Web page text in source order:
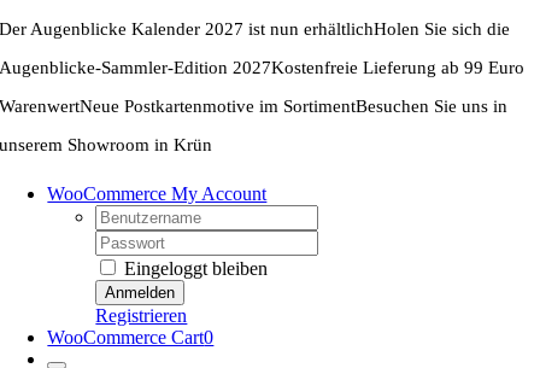
Zum
Inhalt
springen
Der Augenblicke Kalender 2027 ist nun erhältlichHolen Sie sich die
Augenblicke-Sammler-Edition 2027Kostenfreie Lieferung ab 99 Euro
WarenwertNeue Postkartenmotive im SortimentBesuchen Sie uns in
unserem Showroom in Krün
WooCommerce My Account
Username:
Password:
Eingeloggt bleiben
Registrieren
WooCommerce Cart0